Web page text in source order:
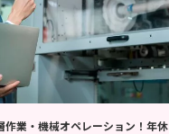
業・機械オペレーション！年休